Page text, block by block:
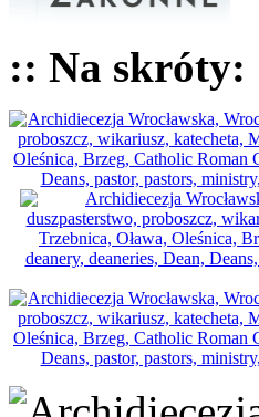
:: Na skróty: